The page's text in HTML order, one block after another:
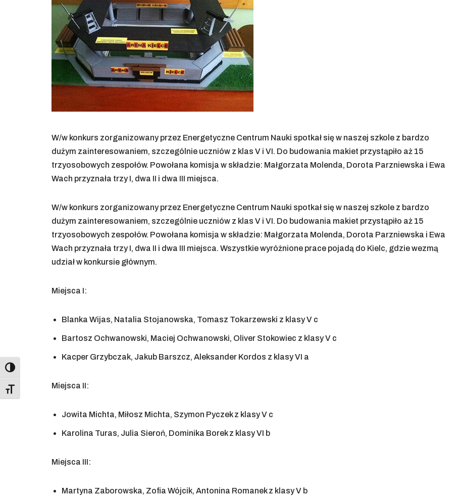
Toggle High Contrast
Toggle Font size
W/w konkurs zorganizowany przez Energetyczne Centrum Nauki spotkał się w naszej szkole z bardzo
dużym zainteresowaniem, szczególnie uczniów z klas V i VI. Do budowania makiet przystąpiło aż 15
trzyosobowych zespołów. Powołana komisja w składzie: Małgorzata Molenda, Dorota Parzniewska i Ewa
Wach przyznała trzy I, dwa II i dwa III miejsca.
W/w konkurs zorganizowany przez Energetyczne Centrum Nauki spotkał się w naszej szkole z bardzo
dużym zainteresowaniem, szczególnie uczniów z klas V i VI. Do budowania makiet przystąpiło aż 15
trzyosobowych zespołów. Powołana komisja w składzie: Małgorzata Molenda, Dorota Parzniewska i Ewa
Wach przyznała trzy I, dwa II i dwa III miejsca. Wszystkie wyróżnione prace pojadą do Kielc, gdzie wezmą
udział w konkursie głównym.
Miejsca I:
Blanka Wijas, Natalia Stojanowska, Tomasz Tokarzewski z klasy V c
Bartosz Ochwanowski, Maciej Ochwanowski, Oliver Stokowiec z klasy V c
Kacper Grzybczak, Jakub Barszcz, Aleksander Kordos z klasy VI a
Miejsca II:
Jowita Michta, Miłosz Michta, Szymon Pyczek z klasy V c
Karolina Turas, Julia Sieroń, Dominika Borek z klasy VI b
Miejsca III:
Martyna Zaborowska, Zofia Wójcik, Antonina Romanek z klasy V b